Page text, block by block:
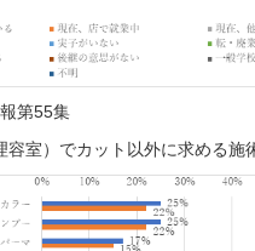
第55集
室）でカット以外に求める施